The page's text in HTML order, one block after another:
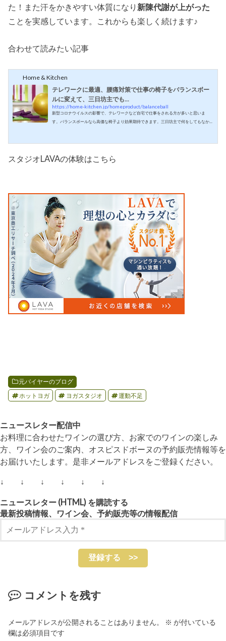
た！また汗をかきやすい体質になり 新陳代謝が上がった
ことを実感しています。これからも楽しく続けます♪
合わせて読みたい記事
Home & Kitchen
テレワークに最適、腰痛対策で仕事の椅子をバランスボー
ルに変えて、三日坊主でも...
https://home-kitchen.jp/homeproduct/balanceball
新型コロナウイルスの影響で、テレワークなど自宅で仕事をされる方が多いと思いま
す。バランスボールなら高価な椅子より効果期待できます。三日坊主で何をしてもなか
いる人がいました。当時は多忙を理由にあまり興味関心がありませんでした。とにかく
余裕がなかったのと、バイヤー職...
スタジオLAVAの体験はこちら
元バイヤーのブログ
ホットヨガ
ヨガスタジオ 運動不足
ニュースレター配信中
お料理に合わせたワインの選び方、お家でのワインの楽しみ
方、ワイン会のご案内、オスピスドボーヌの予約販売情報等を
お届けいたします。是非メールアドレスをご登録ください。
↓ ↓ ↓ ↓ ↓ ↓
ニュースレター (HTML) を購読する
最新投稿情報、ワイン会、予約販売等の情報配信
コメントを残す
メールアドレスが公開されることはありません。 ※ が付いている
欄は必須項目です